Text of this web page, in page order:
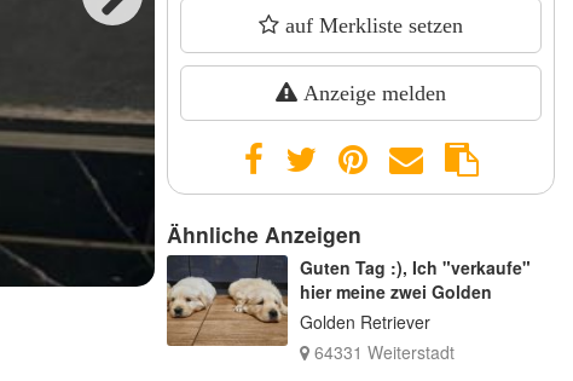
auf Merkliste setzen
Anzeige melden
Ähnliche Anzeigen
Guten Tag :), Ich "verkaufe"
hier meine zwei Golden
Golden Retriever
64331 Weiterstadt